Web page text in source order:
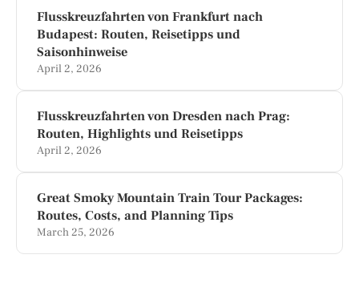
Flusskreuzfahrten von Frankfurt nach
Budapest: Routen, Reisetipps und
Saisonhinweise
April 2, 2026
Flusskreuzfahrten von Dresden nach Prag:
Routen, Highlights und Reisetipps
April 2, 2026
Great Smoky Mountain Train Tour Packages:
Routes, Costs, and Planning Tips
March 25, 2026